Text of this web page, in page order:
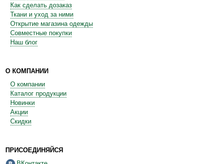
Как сделать дозаказ
Ткани и уход за ними
Открытие магазина одежды
Совместные покупки
Наш блог
О КОМПАНИИ
О компании
Каталог продукции
Новинки
Акции
Скидки
ПРИСОЕДИНЯЙСЯ